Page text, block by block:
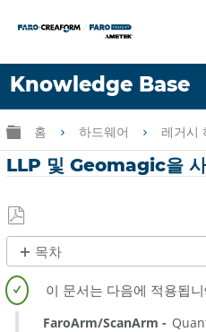
Knowledge Base
언어
도움 받기 로그인
글로벌 계층 확장/축소
홈 하드웨어 레거시
LLP 및 Geomagic을
PDF
로
저
장
목차
제
목
없
FaroArm/ScanArm